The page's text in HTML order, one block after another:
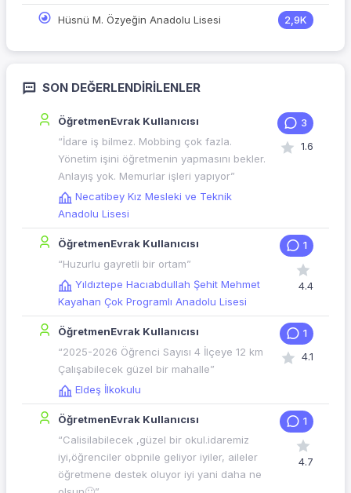
Hüsnü M. Özyeğin Anadolu Lisesi 2,9K
SON DEĞERLENDIRILENLER
ÖğretmenEvrak Kullanıcısı
“İdare iş bilmez. Mobbing çok fazla.
Yönetim işini öğretmenin yapmasını bekler.
Anlayış yok. Memurlar işleri yapıyor”
Necatibey Kız Mesleki ve Teknik
Anadolu Lisesi
3
1.6
ÖğretmenEvrak Kullanıcısı
“Huzurlu gayretli bir ortam”
Yıldıztepe Hacıabdullah Şehit Mehmet
Kayahan Çok Programlı Anadolu Lisesi
1
4.4
ÖğretmenEvrak Kullanıcısı
“2025-2026 Öğrenci Sayısı 4 İlçeye 12 km
Çalışabilecek güzel bir mahalle”
Eldeş İlkokulu
1
4.1
ÖğretmenEvrak Kullanıcısı
“Calisilabilecek ,güzel bir okul.idaremiz
iyi,öğrenciler obpnile geliyor iyiler, aileler
öğretmene destek oluyor iyi yani daha ne
1
4.7